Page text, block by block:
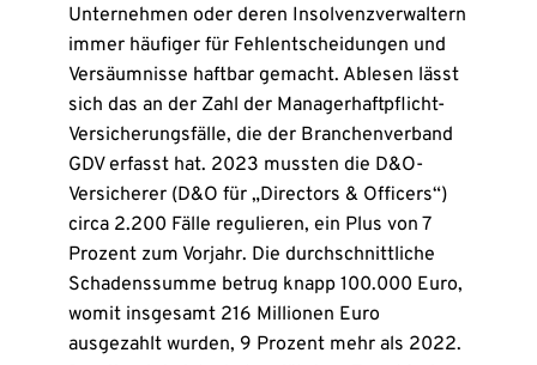
Unternehmen oder deren Insolvenzverwaltern
immer häufiger für Fehlentscheidungen und
Versäumnisse haftbar gemacht. Ablesen lässt
sich das an der Zahl der Managerhaftpflicht-
Versicherungsfälle, die der Branchenverband
GDV erfasst hat. 2023 mussten die D&O-
Versicherer (D&O für „Directors & Officers“)
circa 2.200 Fälle regulieren, ein Plus von 7
Prozent zum Vorjahr. Die durchschnittliche
Schadenssumme betrug knapp 100.000 Euro,
womit insgesamt 216 Millionen Euro
ausgezahlt wurden, 9 Prozent mehr als 2022.